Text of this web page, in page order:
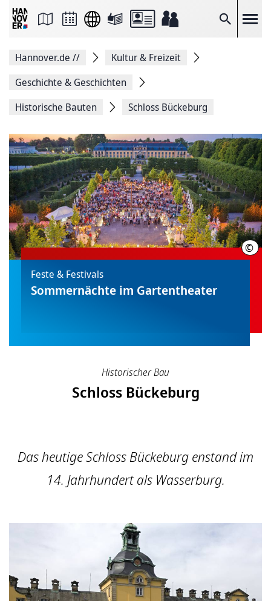
Suche
Seite
Facebook
teilen
Seitenlink
Seite
Drucken
Hannover.de //
Kultur & Freizeit
Geschichte & Geschichten
Historische Bauten
Schloss Bückeburg
©
Feste & Festivals
Sommernächte im Gartentheater
Historischer Bau
Schloss Bückeburg
Das heutige Schloss Bückeburg enstand im
14. Jahrhundert als Wasserburg.